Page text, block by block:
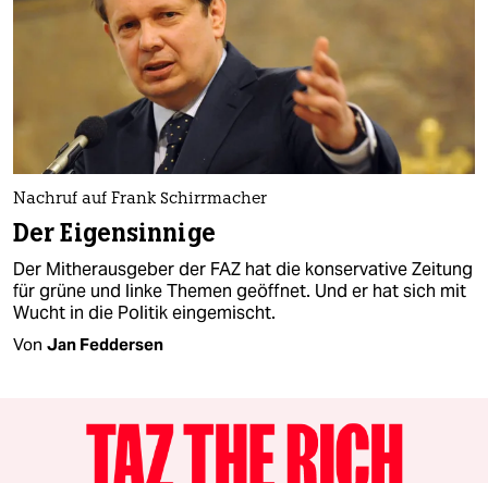
Nachruf auf Frank Schirrmacher
Der Eigensinnige
Der Mitherausgeber der FAZ hat die konservative Zeitung
für grüne und linke Themen geöffnet. Und er hat sich mit
Wucht in die Politik eingemischt.
Von Jan Feddersen